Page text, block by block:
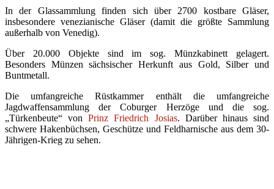
In der Glassammlung finden sich über 2700 kostbare Gläser,
insbesondere venezianische Gläser (damit die größte Sammlung
außerhalb von Venedig).
Über 20.000 Objekte sind im sog. Münzkabinett gelagert.
Besonders Münzen sächsischer Herkunft aus Gold, Silber und
Buntmetall.
Die umfangreiche Rüstkammer enthält die umfangreiche
Jagdwaffensammlung der Coburger Herzöge und die sog.
„Türkenbeute“ vonPrinz Friedrich Josias. Darüber hinaus sind
schwere Hakenbüchsen, Geschütze und Feldharnische aus dem 30-
Jährigen-Krieg zu sehen.